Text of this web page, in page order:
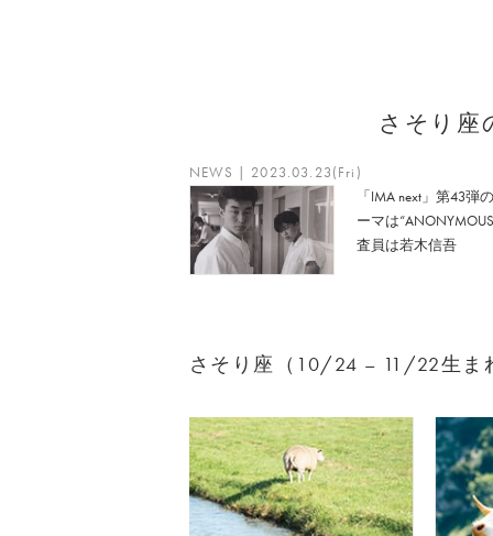
さそり座
NEWS | 2023.03.23(Fri)
「IMA next」第43弾
ーマは
査員は若木信吾
さそり座（10/24 – 11/22生ま